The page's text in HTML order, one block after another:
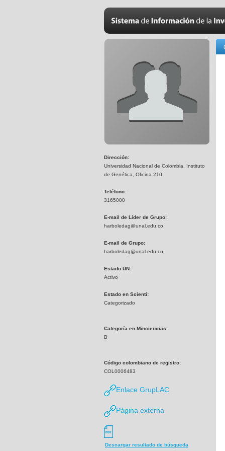
Dirección:
Universidad Nacional de Colombia, Instituto
de Genética, Oficina 210
Teléfono:
3165000
E-mail de Líder de Grupo:
harboledag@unal.edu.co
E-mail de Grupo:
harboledag@unal.edu.co
Estado UN:
Activo
Estado en Scienti:
Categorizado
Categoría en Minciencias:
B
Código colombiano de registro:
COL0006483
Enlace GrupLAC
Página externa
Descargar resultado de búsqueda